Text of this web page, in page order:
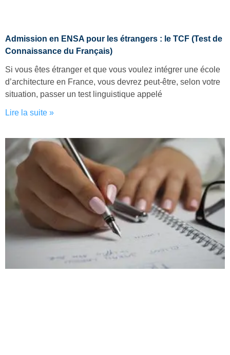
Admission en ENSA pour les étrangers : le TCF (Test de
Connaissance du Français)
Si vous êtes étranger et que vous voulez intégrer une école
d’architecture en France, vous devrez peut-être, selon votre
situation, passer un test linguistique appelé
Lire la suite »